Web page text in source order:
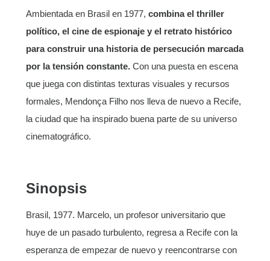
Ambientada en Brasil en 1977, combina el thriller
político, el cine de espionaje y el retrato histórico
para construir una historia de persecución marcada
por la tensión constante.Con una puesta en escena
que juega con distintas texturas visuales y recursos
formales, Mendonça Filho nos lleva de nuevo a Recife,
la ciudad que ha inspirado buena parte de su universo
cinematográfico.
Sinopsis
Brasil, 1977. Marcelo, un profesor universitario que
huye de un pasado turbulento, regresa a Recife con la
esperanza de empezar de nuevo y reencontrarse con